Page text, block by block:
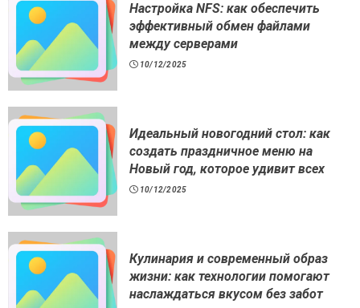
Настройка NFS: как обеспечить
эффективный обмен файлами
между серверами
10/12/2025
Идеальный новогодний стол: как
создать праздничное меню на
Новый год, которое удивит всех
10/12/2025
Кулинария и современный образ
жизни: как технологии помогают
наслаждаться вкусом без забот